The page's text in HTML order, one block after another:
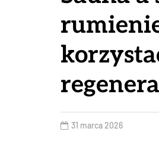
31 marca 2026